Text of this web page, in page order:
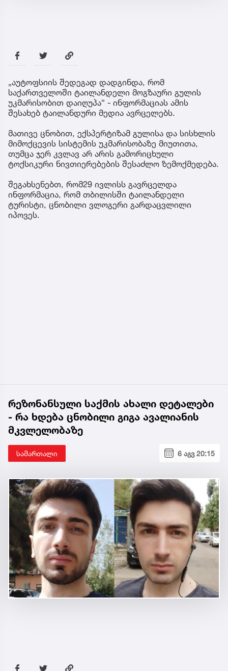
„აუტოფსიის შედეგად დადგინდა, რომ
საქართველოში ტაილანდელი მოგზაური გულის
უკმარისობით დაიღუპა“ - ინფორმაციას ამის
შესახებ ტაილანდური მედია ავრცელებს.
მათივე ცნობით, ექსპერტიზამ გულისა და სისხლის
მიმოქცევის სისტემის უკმარისობაზე მიუთითა,
თუმცა ჯერ კვლავ არ არის გამორიცხული
ტოქსიკური ნივთიერებების შესაძლო ზემოქმედება.
შეგახსენებთ, რომ29 ივლისს გავრცელდა
ინფორმაცია, რომ თბილისში ტაილანდელი
ტურისტი, ცნობილი ვლოგერი გარდაცვლილი
იპოვეს.
რეზონანსული საქმის ახალი დეტალები
- რა ხდება ცნობილი გიგა ავალიანის
მკვლელობაზე
სამართალი 6 აგვ 20:15